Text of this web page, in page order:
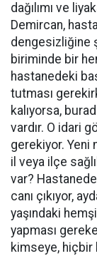
dağılımı ve
Demircan,
dengesizliğine
biriminde bir
hastanedeki
tutması
kalıyorsa,
vardır. O idari
gerekiyor. Yeni
il veya ilçe
var?
canı çıkıyor,
yaşındaki
yapması
kimseye, hiçbir